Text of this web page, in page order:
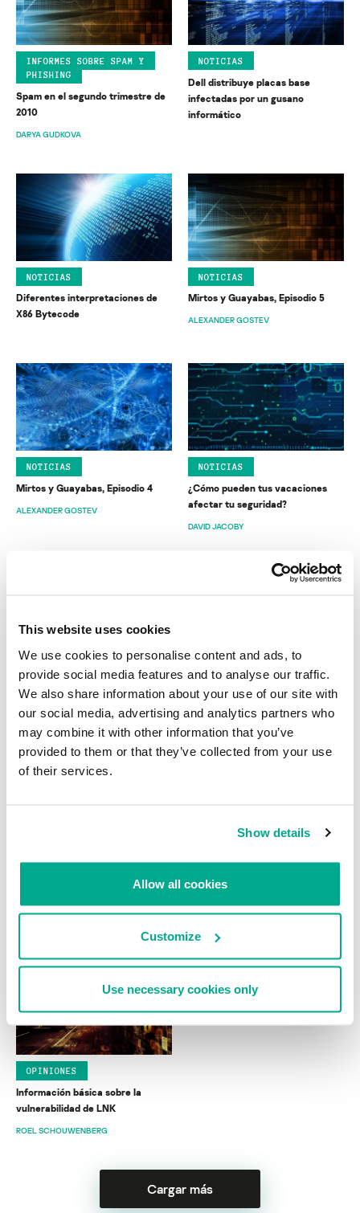
This website uses cookies
We use cookies to personalise content and ads, to
provide social media features and to analyse our traffic.
We also share information about your use of our site with
our social media, advertising and analytics partners who
may combine it with other information that you’ve
provided to them or that they’ve collected from your use
of their services.
Show details
Allow all cookies
Customize
Use necessary cookies only
INFORMES SOBRE SPAM Y
PHISHING
Spam en el segundo trimestre de
2010
DARYA GUDKOVA
NOTICIAS
Dell distribuye placas base
infectadas por un gusano
informático
NOTICIAS
Diferentes interpretaciones de
X86 Bytecode
NOTICIAS
Mirtos y Guayabas, Episodio 5
ALEXANDER GOSTEV
NOTICIAS
Mirtos y Guayabas, Episodio 4
ALEXANDER GOSTEV
NOTICIAS
¿Cómo pueden tus vacaciones
afectar tu seguridad?
DAVID JACOBY
NOTICIAS
Los certificados robados de
COSTIN RAIU
NOTICIAS
Preguntas frecuentes sobre los
certificados firmados de Stuxnet
COSTIN RAIU
El spam en junio de 2010
Adobe intenta reforzar a Reader
con una “caja de arena”
OPINIONES
Información básica sobre la
vulnerabilidad de LNK
ROEL SCHOUWENBERG
Cargar más